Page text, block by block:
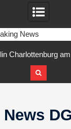
News
am
IFA
News